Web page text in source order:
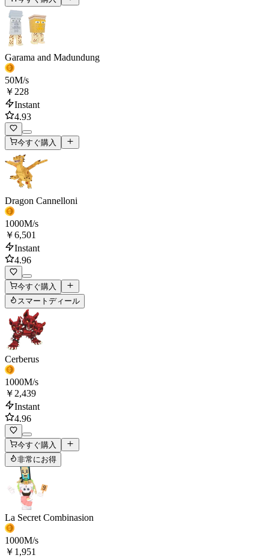
Garama and Madundung
50M/s
￥228
Instant
4.93
今すぐ購入
Dragon Cannelloni
1000M/s
￥6,501
Instant
4.96
今すぐ購入
スマートディール
Cerberus
1000M/s
￥2,439
Instant
4.96
今すぐ購入
非常にお得
La Secret Combinasion
1000M/s
￥1,951